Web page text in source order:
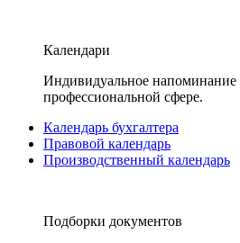
Календари
Индивидуальное
профессиональной сфере.
Календарь бухгалтера
Правовой календарь
Производственный календарь
Подборки документов